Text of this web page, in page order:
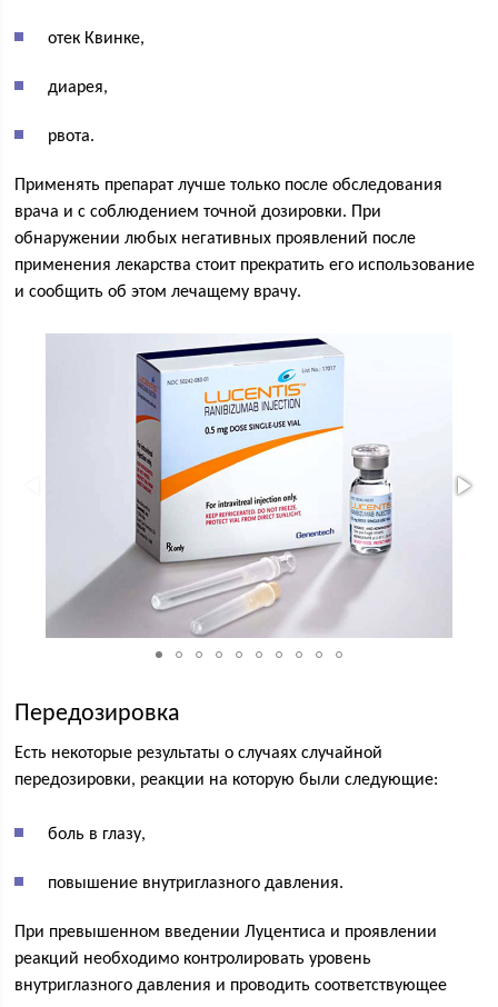
отек Квинке,
диарея,
рвота.
Применять препарат лучше только после обследования
врача и с соблюдением точной дозировки. При
обнаружении любых негативных проявлений после
применения лекарства стоит прекратить его использование
и сообщить об этом лечащему врачу.
Передозировка
Есть некоторые результаты о случаях случайной
передозировки, реакции на которую были следующие:
боль в глазу,
повышение внутриглазного давления.
При превышенном введении Луцентиса и проявлении
реакций необходимо контролировать уровень
внутриглазного давления и проводить соответствующее